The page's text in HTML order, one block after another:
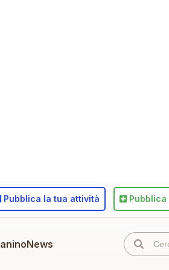
News
Pubblica la tua attività Pubblica